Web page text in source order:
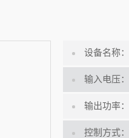
设备名称：
输入电压：
输出功率：
控制方式：